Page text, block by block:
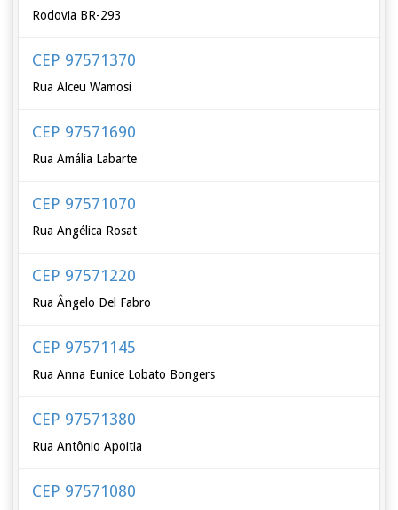
Rodovia BR-293
CEP 97571370
Rua Alceu Wamosi
CEP 97571690
Rua Amália Labarte
CEP 97571070
Rua Angélica Rosat
CEP 97571220
Rua Ângelo Del Fabro
CEP 97571145
Rua Anna Eunice Lobato Bongers
CEP 97571380
Rua Antônio Apoitia
CEP 97571080